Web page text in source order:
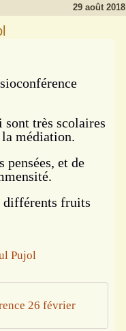
29 août 2018
sont très scolaires
la médiation.
et de
différents fruits
26 février